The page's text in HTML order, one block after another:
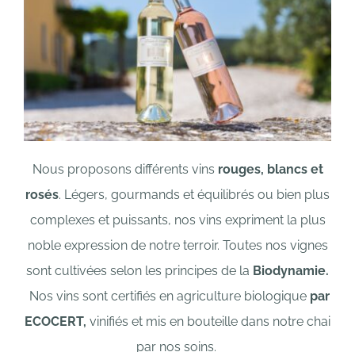
Nous proposons différents vins rouges, blancs et
rosés. Légers, gourmands et équilibrés ou bien plus
complexes et puissants, nos vins expriment la plus
noble expression de notre terroir. Toutes nos vignes
sont cultivées selon les principes de la Biodynamie.
Nos vins sont certifiés en agriculture biologiquepar
ECOCERT, vinifiés et mis en bouteille dans notre chai
par nos soins.